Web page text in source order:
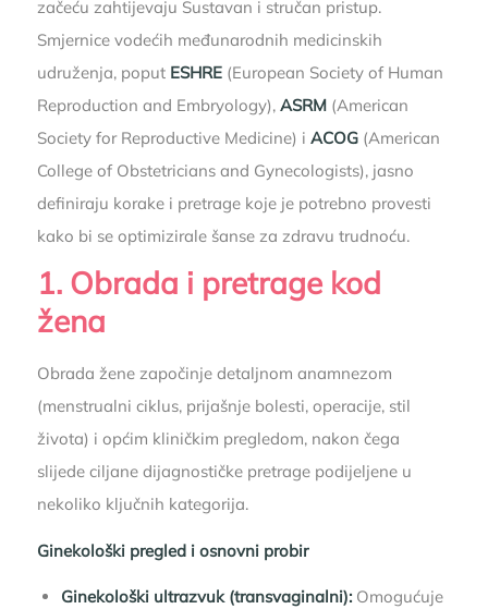
začeću zahtijevaju Sustavan i stručan pristup.
Smjernice vodećih međunarodnih medicinskih
udruženja, poput ESHRE(European Society of Human
Reproduction and Embryology), ASRM(American
Society for Reproductive Medicine) i ACOG(American
College of Obstetricians and Gynecologists), jasno
definiraju korake i pretrage koje je potrebno provesti
kako bi se optimizirale šanse za zdravu trudnoću.
1. Obrada i pretrage kod
žena
Obrada žene započinje detaljnom anamnezom
(menstrualni ciklus, prijašnje bolesti, operacije, stil
života) i općim kliničkim pregledom, nakon čega
slijede ciljane dijagnostičke pretrage podijeljene u
nekoliko ključnih kategorija.
Ginekološki pregled i osnovni probir
Ginekološki ultrazvuk (transvaginalni):Omogućuje